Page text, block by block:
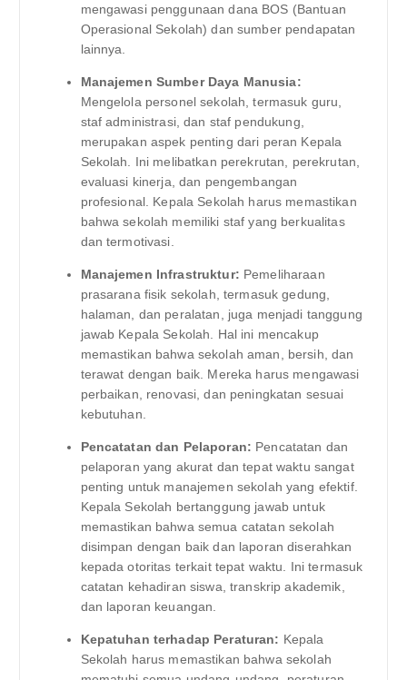
mengawasi penggunaan dana BOS (Bantuan
Operasional Sekolah) dan sumber pendapatan
lainnya.
Manajemen Sumber Daya Manusia:
Mengelola personel sekolah, termasuk guru,
staf administrasi, dan staf pendukung,
merupakan aspek penting dari peran Kepala
Sekolah. Ini melibatkan perekrutan, perekrutan,
evaluasi kinerja, dan pengembangan
profesional. Kepala Sekolah harus memastikan
bahwa sekolah memiliki staf yang berkualitas
dan termotivasi.
Manajemen Infrastruktur: Pemeliharaan
prasarana fisik sekolah, termasuk gedung,
halaman, dan peralatan, juga menjadi tanggung
jawab Kepala Sekolah. Hal ini mencakup
memastikan bahwa sekolah aman, bersih, dan
terawat dengan baik. Mereka harus mengawasi
perbaikan, renovasi, dan peningkatan sesuai
kebutuhan.
Pencatatan dan Pelaporan: Pencatatan dan
pelaporan yang akurat dan tepat waktu sangat
penting untuk manajemen sekolah yang efektif.
Kepala Sekolah bertanggung jawab untuk
memastikan bahwa semua catatan sekolah
disimpan dengan baik dan laporan diserahkan
kepada otoritas terkait tepat waktu. Ini termasuk
catatan kehadiran siswa, transkrip akademik,
dan laporan keuangan.
Kepatuhan terhadap Peraturan: Kepala
Sekolah harus memastikan bahwa sekolah